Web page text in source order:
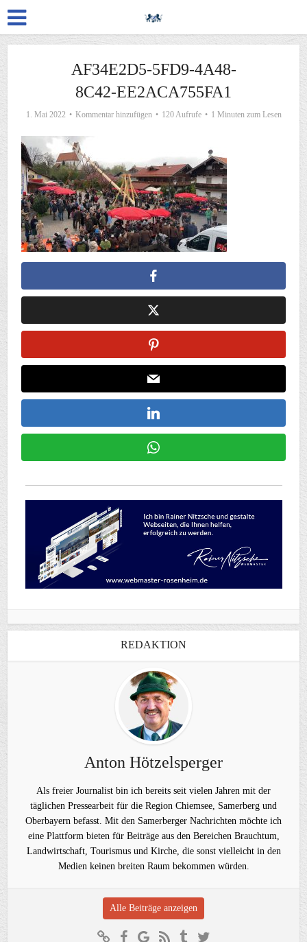
AF34E2D5-5FD9-4A48-
8C42-EE2ACA755FA1
1. Mai 2022 Kommentar hinzufügen 120 Aufrufe 1 Minuten zum Lesen
REDAKTION
Anton Hötzelsperger
Als freier Journalist bin ich bereits seit vielen Jahren mit der
täglichen Pressearbeit für die Region Chiemsee, Samerberg und
Oberbayern befasst. Mit den Samerberger Nachrichten möchte ich
eine Plattform bieten für Beiträge aus den Bereichen Brauchtum,
Landwirtschaft, Tourismus und Kirche, die sonst vielleicht in den
Medien keinen breiten Raum bekommen würden.
Alle Beiträge anzeigen